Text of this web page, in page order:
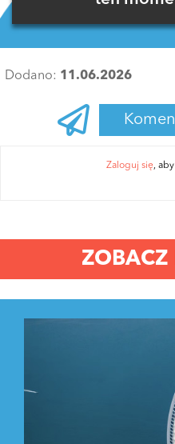
Dodano: 11.06.2026
Zaloguj się,
ZOBACZ